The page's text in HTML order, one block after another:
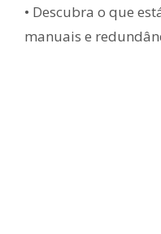
• Descubra o que
manuais e